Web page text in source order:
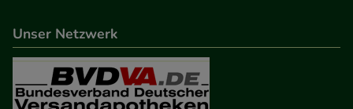
Statistik & Tracking:
Informationen über die Art und Weise der Nutzung
unserer Website sammeln, mit deren Hilfe wir
unsere Website weiter für Sie optimieren können,
Unser Netzwerk